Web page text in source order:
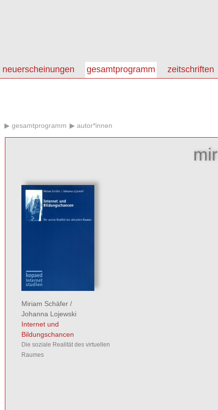
neuerscheinungen gesamtprogramm zeitschriften
gesamtprogramm autor*innen
Miriam Schäfer /
Johanna Lojewski
Internet und
Bildungschancen
Die soziale Realität des virtuellen
Raumes